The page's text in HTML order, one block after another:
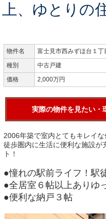
上、ゆとり
物件名
富士見市西みずほ台１
種別
中古戸建
価格
2,000万円
実際の物件を見たい・
2006年築で室内とてもキレイな
徒歩圏内に生活に便利な施設が
ト！
●憧れの駅前ライフ！駅
●全居室６帖以上ありゆ
●便利な納戸３帖